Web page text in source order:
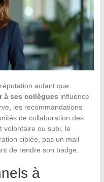
autant que
à ses collègues influence
les recommandations
de collaboration des
volontaire ou subi, le
ciblée, pas un mail
de rendre son badge.
à